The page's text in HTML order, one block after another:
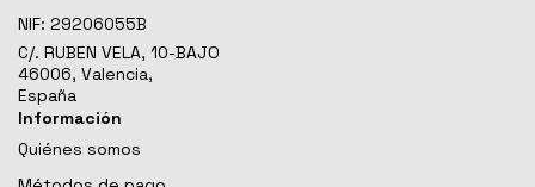
NIF: 29206055B
C/. RUBEN VELA, 10-BAJO
46006, Valencia,
España
Información
Quiénes somos